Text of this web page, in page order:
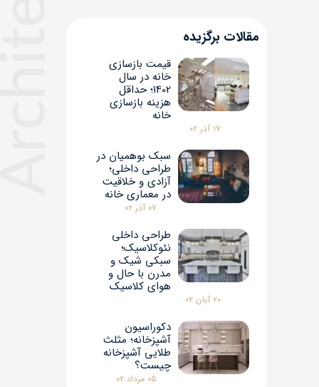
مقالات برگزیده
قیمت بازسازی
خانه در سال
1402؛ حداقل
هزینه بازسازی
خانه
۱۷ آذر ۰۲
سبک بوهمیان در
طراحی داخلی؛
آزادی و خلاقیت
در معماری خانه
۰۷ آذر ۰۲
طراحی داخلی
نئوکلاسیک؛
سبکی شیک و
مدرن با حال و
هوای کلاسیک
۲۰ آبان ۰۲
دکوراسیون
آشپزخانه؛ مثلث
طلایی آشپزخانه
چیست؟
۰۵ مرداد ۰۲